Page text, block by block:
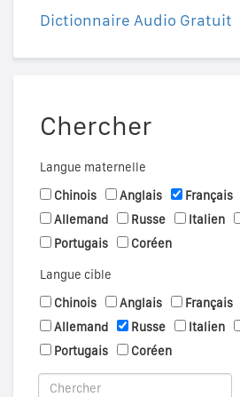
Dictionnaire Audio Gratuit
Chercher
Langue maternelle
Chinois
Anglais Français
Allemand
Russe Italien
Portugais
Coréen
Langue cible
Chinois
Anglais Français
Allemand
Russe Italien
Portugais
Coréen